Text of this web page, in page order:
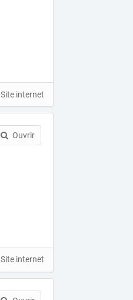
Site internet
Ouvrir
Site internet